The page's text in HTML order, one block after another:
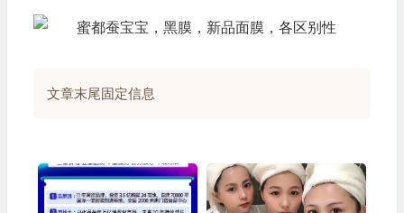
文章末尾固定信息